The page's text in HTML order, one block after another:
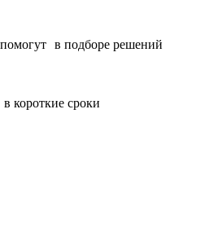
в подборе решений
короткие сроки